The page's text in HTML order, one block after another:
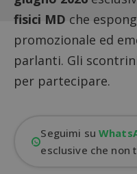
fisici MD che
promozionale ed
parlanti. Gli
per partecipare.
Seguimi su
esclusive che non